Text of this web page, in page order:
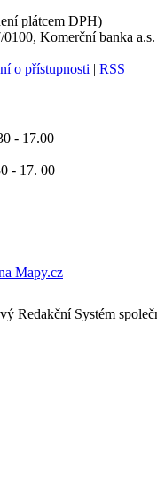
plátcem DPH)
0100, Komerční banka
o přístupnosti | RSS
- 17.00
- 17. 00
Redakční Systém